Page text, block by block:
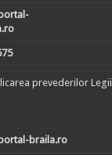
prevederilor Legii
braila.ro